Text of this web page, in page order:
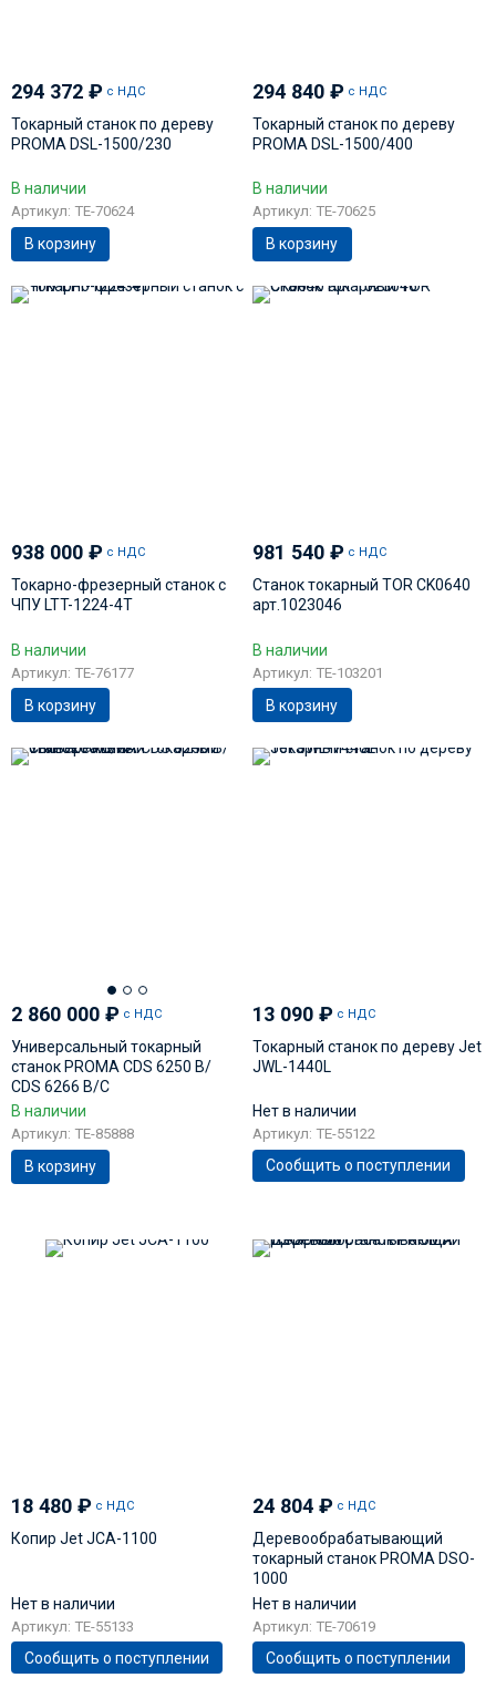
294 372 ₽ с НДС
Токарный станок по дереву
PROMA DSL-1500/230
В наличии
Артикул: TE-70624
В корзину
294 840₽ с НДС
Токарный станок по дереву
PROMA DSL-1500/400
В наличии
Артикул: TE-70625
В корзину
938 000 ₽ с НДС
Токарно-фрезерный станок с
ЧПУ LTT-1224-4T
В наличии
Артикул: TE-76177
В корзину
981 540₽ с НДС
Станок токарный TOR CK0640
арт.1023046
В наличии
Артикул: TE-103201
В корзину
2 860 000 ₽ с НДС
Универсальный токарный
станок PROMA CDS 6250 B/
CDS 6266 B/C
В наличии
Артикул: TE-85888
В корзину
13 090₽ с НДС
Токарный станок по дереву Jet
JWL-1440L
Нет в наличии
Артикул: TE-55122
Сообщить о поступлении
18 480 ₽ с НДС
Копир Jet JCA-1100
Нет в наличии
Артикул: TE-55133
Сообщить о поступлении
24 804₽ с НДС
Деревообрабатывающий
токарный станок PROMA DSO-
1000
Нет в наличии
Артикул: TE-70619
Сообщить о поступлении